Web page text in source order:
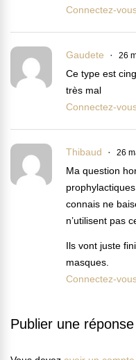
Connectez-
Gaudete 26
Ce type est
très mal
Connectez-
Thibaud 26
Ma question
connais ne
n’utilisent pas
Ils vont juste
masques.
Connectez-
Publier une réponse